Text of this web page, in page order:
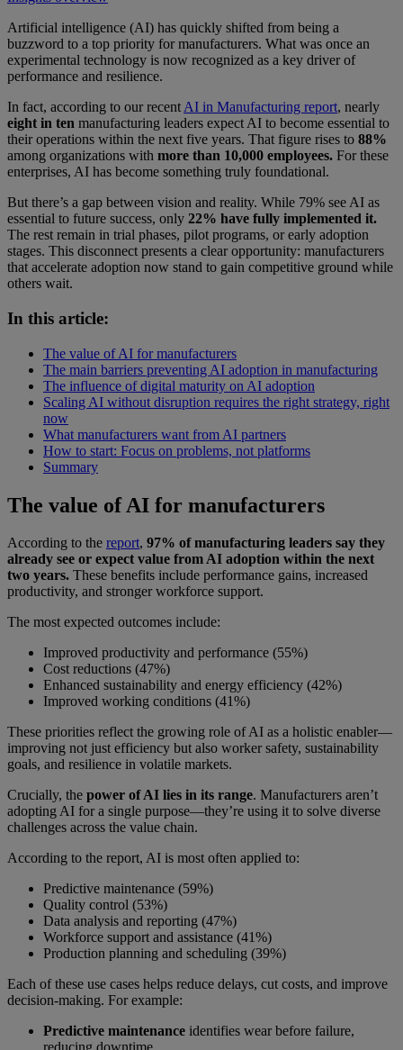
Artificial intelligence (AI) has quickly shifted from being a
buzzword to a top priority for manufacturers. What was once an
experimental technology is now recognized as a key driver of
performance and resilience.
In fact, according to our recent AI in Manufacturing report, nearly
eight in ten manufacturing leaders expect AI to become essential to
their operations within the next five years. That figure rises to 88%
among organizations with more than 10,000 employees. For these
enterprises, AI has become something truly foundational.
But there’s a gap between vision and reality. While 79% see AI as
essential to future success, only 22% have fully implemented it.
The rest remain in trial phases, pilot programs, or early adoption
stages. This disconnect presents a clear opportunity: manufacturers
that accelerate adoption now stand to gain competitive ground while
others wait.
In this article:
The value of AI for manufacturers
The main barriers preventing AI adoption in manufacturing
The influence of digital maturity on AI adoption
Scaling AI without disruption requires the right strategy, right
now
What manufacturers want from AI partners
How to start: Focus on problems, not platforms
Summary
The value of AI for manufacturers
According to the report, 97% of manufacturing leaders say they
already see or expect value from AI adoption within the next
two years. These benefits include performance gains, increased
productivity, and stronger workforce support.
The most expected outcomes include:
Improved productivity and performance (55%)
Cost reductions (47%)
Enhanced sustainability and energy efficiency (42%)
Improved working conditions (41%)
These priorities reflect the growing role of AI as a holistic enabler—
improving not just efficiency but also worker safety, sustainability
goals, and resilience in volatile markets.
Crucially, the power of AI lies in its range. Manufacturers aren’t
adopting AI for a single purpose—they’re using it to solve diverse
challenges across the value chain.
According to the report, AI is most often applied to:
Predictive maintenance (59%)
Quality control (53%)
Data analysis and reporting (47%)
Workforce support and assistance (41%)
Production planning and scheduling (39%)
Each of these use cases helps reduce delays, cut costs, and improve
decision-making. For example:
Predictive maintenance identifies wear before failure,